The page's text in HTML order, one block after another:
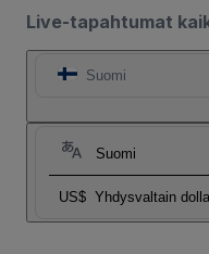
Live-tapahtumat
Suomi
Suomi
US$ Yhdysvaltain